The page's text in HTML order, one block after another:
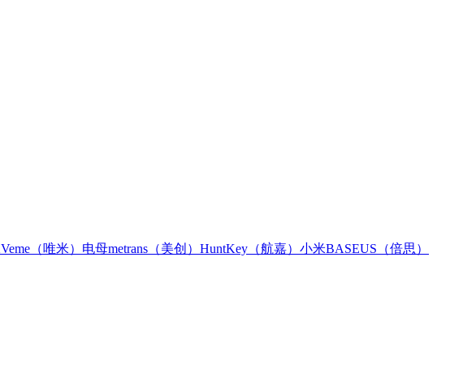
Veme（唯米） 电母metrans（美创） HuntKey（航嘉） 小米BASEUS（倍思）